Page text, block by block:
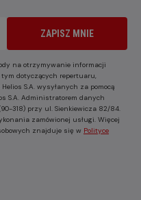
ZAPISZ MNIE
na otrzymywanie informacji
dotyczących repertuaru,
S.A. wysyłanych za pomocą
S.A. Administratorem danych
318) przy ul. Sienkiewicza 82/84.
zamówionej usługi. Więcej
znajduje się w Polityce